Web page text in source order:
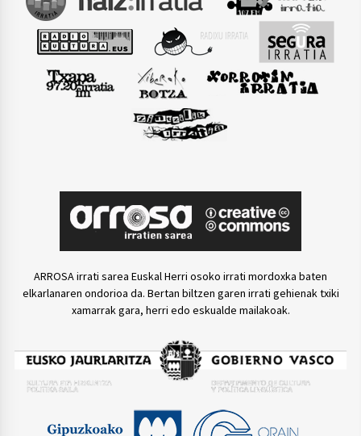
ARROSA irrati sarea Euskal Herri osoko irrati mordoxka baten
elkarlanaren ondorioa da. Bertan biltzen garen irrati gehienak txiki
xamarrak gara, herri edo eskualde mailakoak.